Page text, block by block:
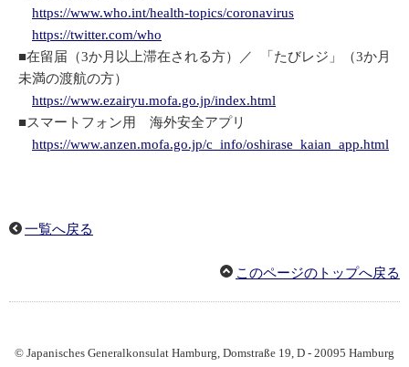
https://www.who.int/health-topics/coronavirus
https://twitter.com/who
■在留届（3か月以上滞在される方）／ 「たびレジ」（3か月
未満の渡航の方）
https://www.ezairyu.mofa.go.jp/index.html
■スマートフォン用 海外安全アプリ
https://www.anzen.mofa.go.jp/c_info/oshirase_kaian_app.html
一覧へ戻る
このページのトップへ戻る
© Japanisches Generalkonsulat Hamburg, Domstraße 19, D - 20095 Hamburg